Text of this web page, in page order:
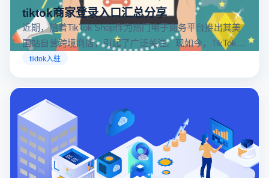
tiktok商家登录入口汇总分享
近期，随着TikTok Shop作为热门电子商务平台推出其美
国站自营跨境商店，引起了广泛关注。现如今，TikTok商
店已覆盖美国、英国及东南亚地区，因此了解官方网站
tiktok入驻